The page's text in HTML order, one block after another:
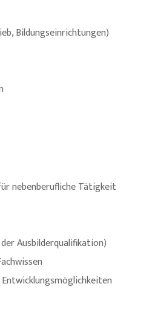
Bildungseinrichtungen)
nebenberufliche Tätigkeit
Ausbilderqualifikation)